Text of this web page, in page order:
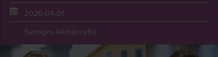
2026-04-01
Sveriges Allmännytta